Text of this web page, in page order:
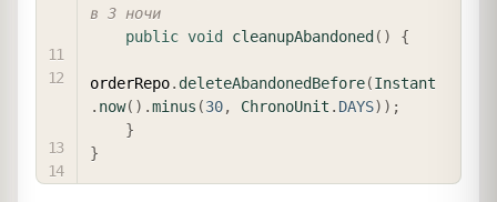
в 3 ночи
public void cleanupAbandoned ( ) {
orderRepo. deleteAbandonedBefore(Instant
. now( ) .minus (30, ChronoUnit . DAYS) ) ;
}
}